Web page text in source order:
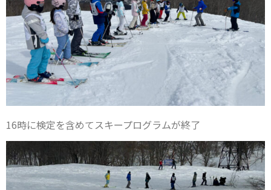
16時に検定を含めてスキープログラムが終了